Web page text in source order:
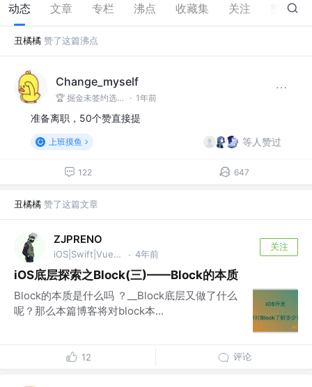
动态 文章 专栏 沸点 收藏集 关注 5
丑橘橘 赞了这篇沸点
Change_myself
🏆 掘金未签约选手 @心脏跳动 · 1年前
准备离职，50个赞直接提
上班摸鱼 等人赞过
122 647
丑橘橘 赞了这篇文章
ZJPRENO
iOS|Swift|Vue|Flutter|JS|鸿蒙 · 4年前
关注
iOS底层探索之Block(三)——Block的本质
Block的本质是什么吗 ？__Block底层又做了什么
呢？那么本篇博客将对block本...
12 评论